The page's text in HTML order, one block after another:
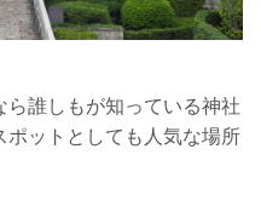
誰しもが知っている神社
ットとしても人気な場所